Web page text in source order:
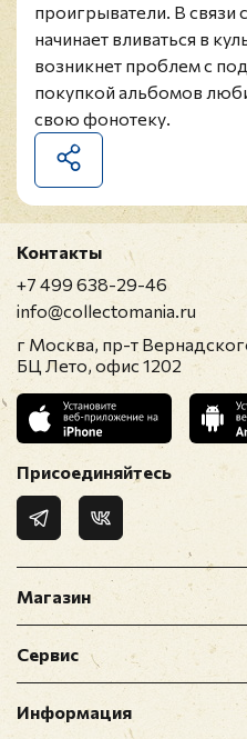
проигрыватели. В связи
начинает вливаться в
возникнет проблем с
покупкой альбомов
свою фонотеку.
Магазин
Сервис
Информация
Контакты
+7 499 638-29-46
info@collectomania.ru
г Москва, пр-т
БЦ Лето, офис 1202
Присоединяйтесь